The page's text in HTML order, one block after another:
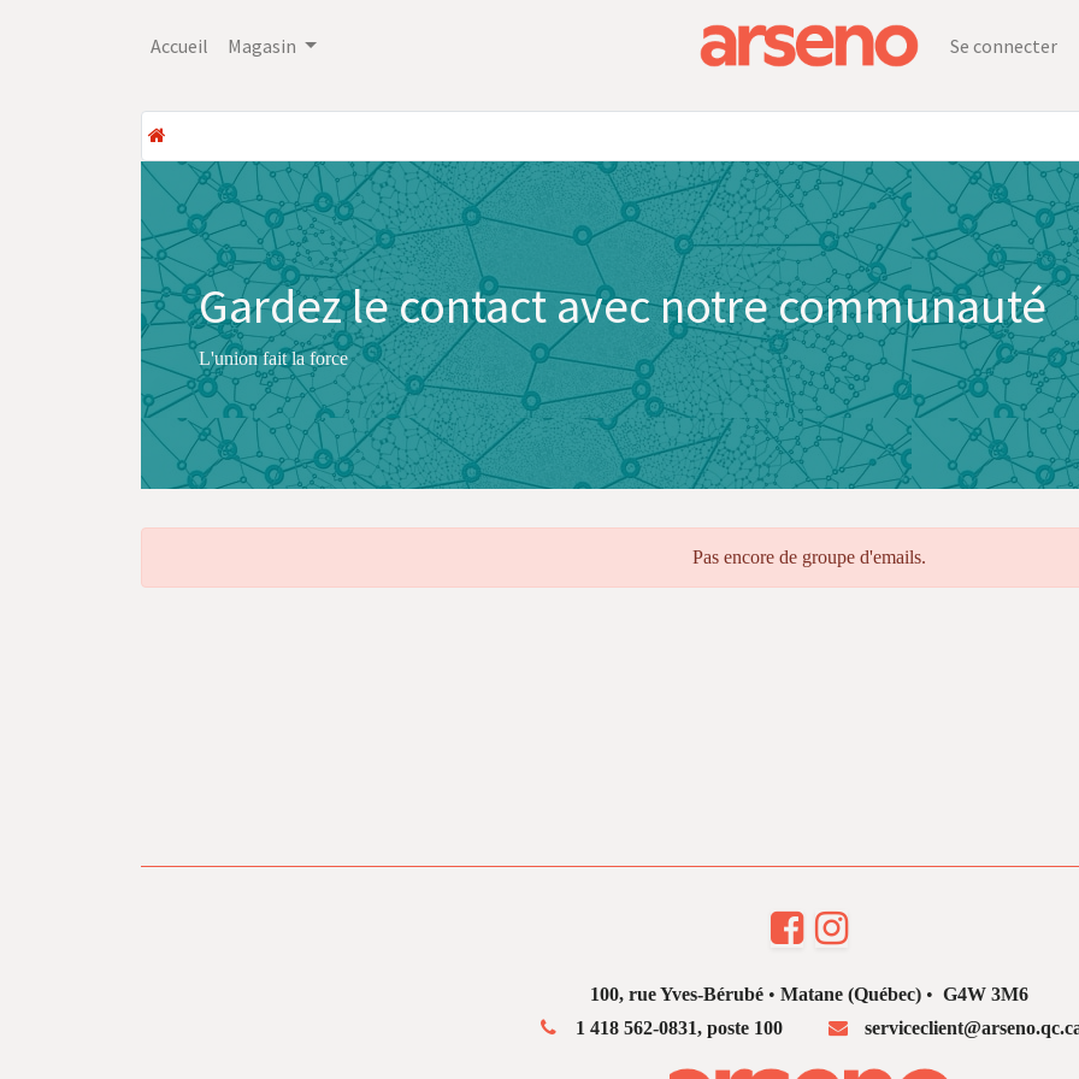
Se connecter
Accueil Magasin
Gardez le contact avec notre communauté
L'union fait la force
Pas encore de groupe d'emails.
100, rue Yves-Bérubé • Matane (Québec) • G4W 3M6
1 418 562-0831, poste 100